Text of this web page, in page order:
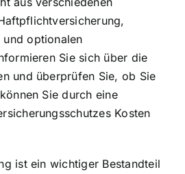
optionalen
Sie sich über die
und überprüfen Sie, ob Sie
Sie durch eine
Kosten
ist ein wichtiger Bestandteil